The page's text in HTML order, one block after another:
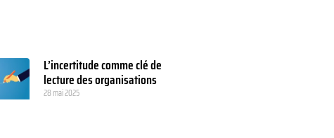
L’incertitude comme clé de
lecture des organisations
28 mai 2025